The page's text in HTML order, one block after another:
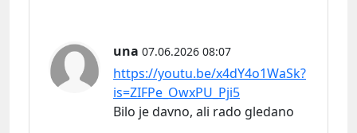
una 07.06.2026 08:07
https://youtu.be/x4dY4o1WaSk?
is=ZIFPe_OwxPU_Pji5
Bilo je davno, ali rado gledano